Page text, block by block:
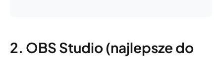
2. OBS Studio (najlepsze do